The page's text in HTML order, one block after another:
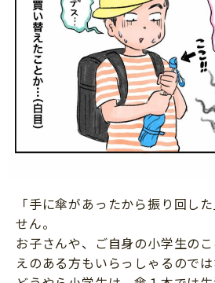
「手に傘があったから振り回し
せん。
お子さんや、ご自身の小学生の
えのある方もいらっしゃるのでは